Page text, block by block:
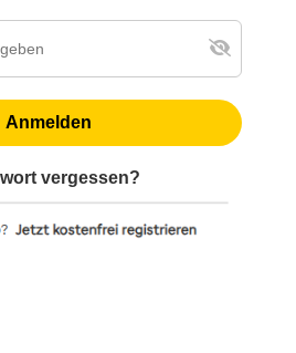
Anmelden
vergessen?